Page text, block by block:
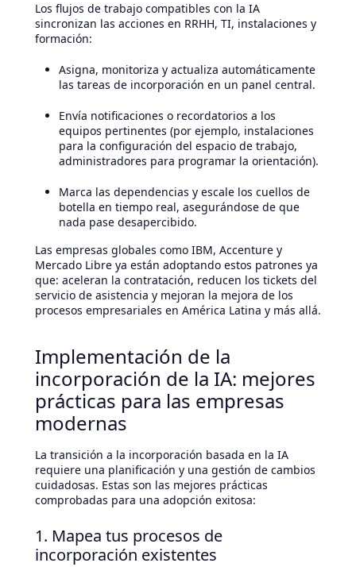
Los flujos de trabajo compatibles con la IA
sincronizan las acciones en RRHH, TI, instalaciones y
formación:
Asigna, monitoriza y actualiza automáticamente
las tareas de incorporación en un panel central.
Envía notificaciones o recordatorios a los
equipos pertinentes (por ejemplo, instalaciones
para la configuración del espacio de trabajo,
administradores para programar la orientación).
Marca las dependencias y escale los cuellos de
botella en tiempo real, asegurándose de que
nada pase desapercibido.
Las empresas globales como IBM, Accenture y
Mercado Libre ya están adoptando estos patrones ya
que: aceleran la contratación, reducen los tickets del
servicio de asistencia y mejoran la mejora de los
procesos empresariales en América Latina y más allá.
Implementación de la
incorporación de la IA: mejores
prácticas para las empresas
modernas
La transición a la incorporación basada en la IA
requiere una planificación y una gestión de cambios
cuidadosas. Estas son las mejores prácticas
comprobadas para una adopción exitosa:
1. Mapea tus procesos de
incorporación existentes